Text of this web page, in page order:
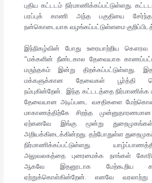
புதிய கட்டடம் நிர்மாணிக்கப்பட்டுள்ளது.
பரப்புக் காணி அந்த பகுதியை சேர்ந்த
நன்கொடையாக வழங்கப்பட்டுள்ளமை
இந்நிகழ்வின் போது உரையாற்றிய
“மக்களின் நீண்டகால தேவையாக
மருந்தகம் இன்று திறக்கப்பட்டுள்ளது.
மக்களுக்கான தேவைகள் பூர்த்தி
நம்புகின்றேன். இந்த கட்டடத்தை நிர்மாணிக்க
தேவையான அடிப்படை வசதிகளை
மாகாணத்திற்கே சிறந்த
ஏற்கனவே இங்கு மூன்று
அறியக்கிடைக்கின்றது. தற்போதுள்ள
நிர்மாணிக்கப்பட்டுள்ளது.
அலுவலகத்தை புனரமைக்க நாங்கள்
ஆகவே இதனூடாக மேற்கூறிய
ஏற்றுக்கொள்கின்றேன். எனவே வரலாற்று